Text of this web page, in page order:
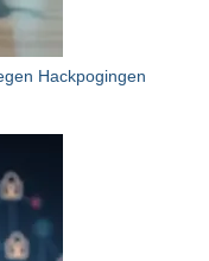
Hackpogingen